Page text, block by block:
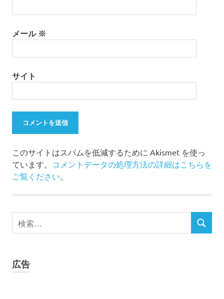
メール ※
サイト
このサイトはスパムを低減するために Akismet を使っ
ています。 コメントデータの処理方法の詳細はこちらを
ご覧ください。
検
索
検
広告